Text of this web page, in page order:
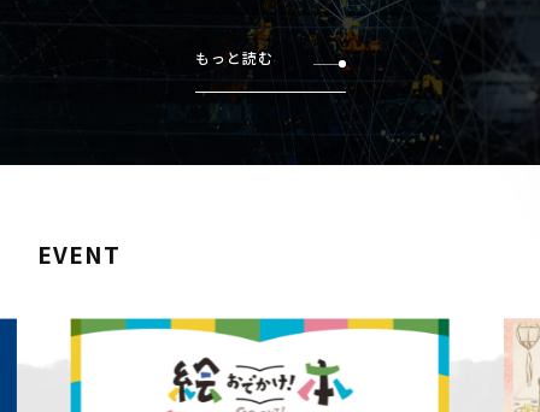
もっと読む
EVENT